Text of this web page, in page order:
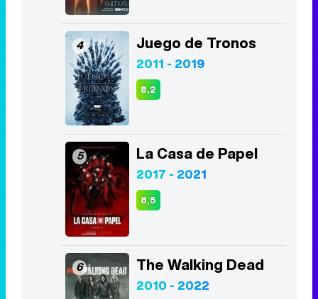
4 Juego de Tronos
2011 - 2019
8,2
5 La Casa de Papel
2017 - 2021
8,5
6 The Walking Dead
2010 - 2022